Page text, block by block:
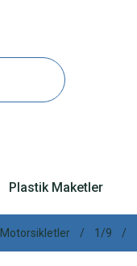
Plastik Maketler
Motorsikletler 1/9